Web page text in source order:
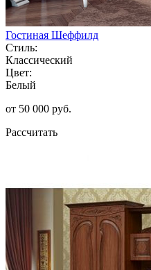
Гостиная Шеффилд
Стиль:
Классический
Цвет:
Белый
от 50 000 руб.
Рассчитать